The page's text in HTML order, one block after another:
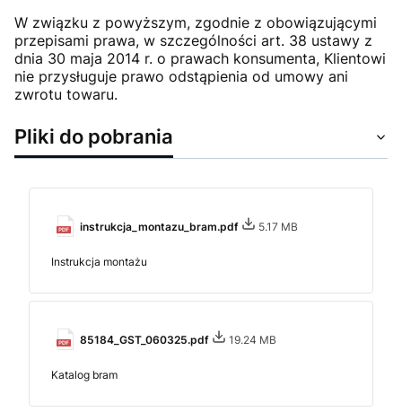
W związku z powyższym, zgodnie z obowiązującymi
przepisami prawa, w szczególności art. 38 ustawy z
dnia 30 maja 2014 r. o prawach konsumenta, Klientowi
nie przysługuje prawo odstąpienia od umowy ani
zwrotu towaru.
Pliki do pobrania
instrukcja_montazu_bram.pdf 5.17 MB
Instrukcja montażu
85184_GST_060325.pdf 19.24 MB
Katalog bram